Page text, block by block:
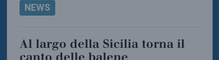
NEWS
Al largo della Sicilia torna il
canto delle balene